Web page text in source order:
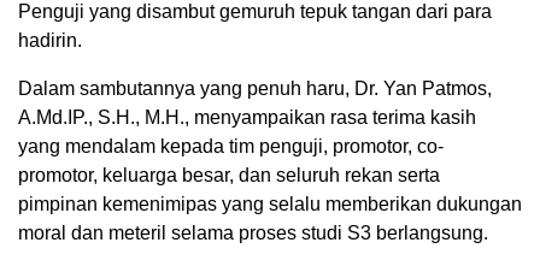
Penguji yang disambut gemuruh tepuk tangan dari para
hadirin.
Dalam sambutannya yang penuh haru, Dr. Yan Patmos,
A.Md.IP., S.H., M.H., menyampaikan rasa terima kasih
yang mendalam kepada tim penguji, promotor, co-
promotor, keluarga besar, dan seluruh rekan serta
pimpinan kemenimipas yang selalu memberikan dukungan
moral dan meteril selama proses studi S3 berlangsung.